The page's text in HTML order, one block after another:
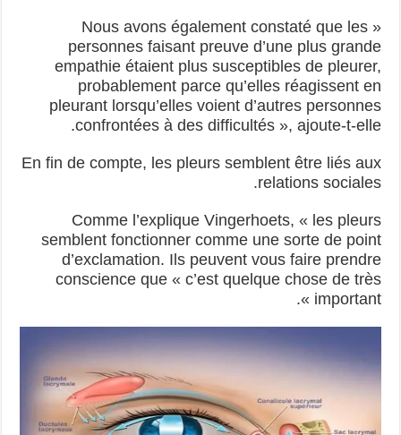
« Nous avons également constaté que les
personnes faisant preuve d’une plus grande
empathie étaient plus susceptibles de pleurer,
probablement parce qu’elles réagissent en
pleurant lorsqu’elles voient d’autres personnes
confrontées à des difficultés », ajoute-t-elle.
En fin de compte, les pleurs semblent être liés aux
relations sociales.
Comme l’explique Vingerhoets, « les pleurs
semblent fonctionner comme une sorte de point
d’exclamation. Ils peuvent vous faire prendre
conscience que « c’est quelque chose de très
important ».